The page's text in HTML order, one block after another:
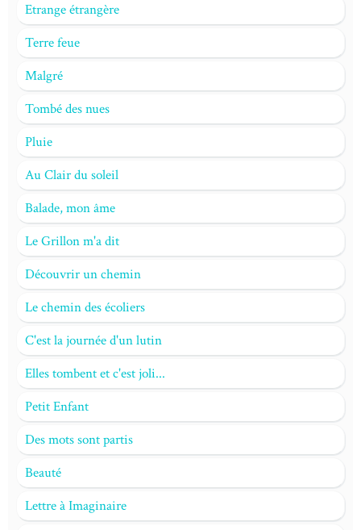
Etrange étrangère
Terre feue
Malgré
Tombé des nues
Pluie
Au Clair du soleil
Balade, mon âme
Le Grillon m'a dit
Découvrir un chemin
Le chemin des écoliers
C'est la journée d'un lutin
Elles tombent et c'est joli...
Petit Enfant
Des mots sont partis
Beauté
Lettre à Imaginaire